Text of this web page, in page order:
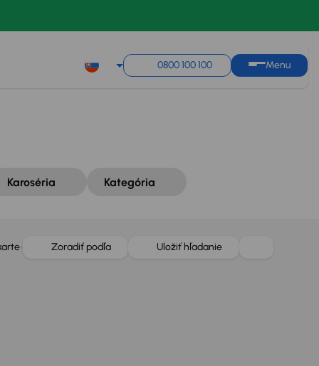
0800 100 100 Menu
Karoséria Kategória
Zoradiť podľa Uložiť hľadanie